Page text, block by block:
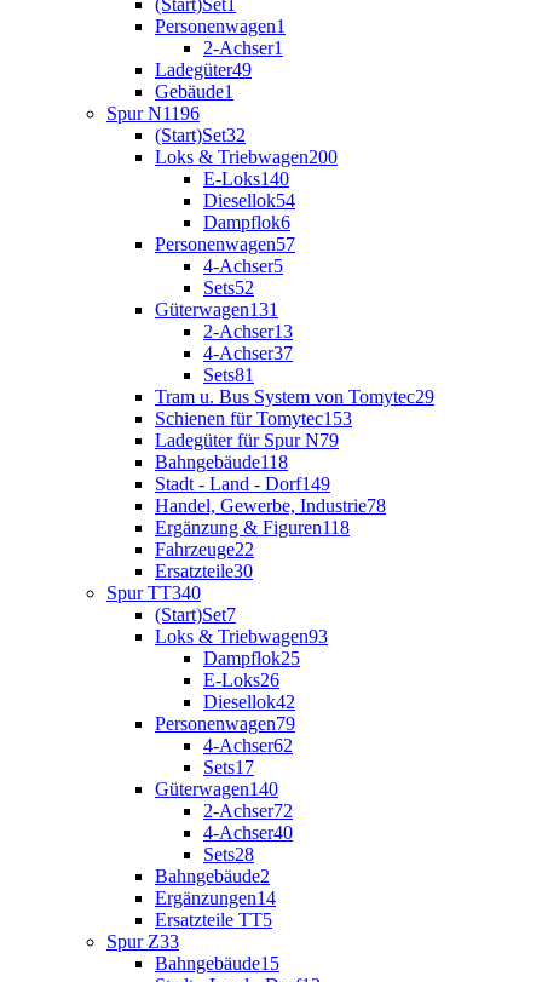
Personenwagen1
2-Achser1
Ladegüter49
Gebäude1
Spur N1196
(Start)Set32
Loks & Triebwagen200
E-Loks140
Diesellok54
Dampflok6
Personenwagen57
4-Achser5
Sets52
Güterwagen131
2-Achser13
4-Achser37
Sets81
Tram u. Bus System von Tomytec29
Schienen für Tomytec153
Ladegüter für Spur N79
Bahngebäude118
Stadt - Land - Dorf149
Handel, Gewerbe, Industrie78
Ergänzung & Figuren118
Fahrzeuge22
Ersatzteile30
Spur TT340
(Start)Set7
Loks & Triebwagen93
Dampflok25
E-Loks26
Diesellok42
Personenwagen79
4-Achser62
Sets17
Güterwagen140
2-Achser72
4-Achser40
Sets28
Bahngebäude2
Ergänzungen14
Ersatzteile TT5
Spur Z33
Bahngebäude15